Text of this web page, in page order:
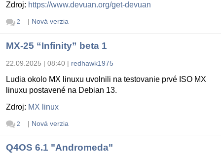
Zdroj: https://www.devuan.org/get-devuan
2 | Nová verzia
MX-25 “Infinity” beta 1
22.09.2025 | 08:40 | redhawk1975
Ludia okolo MX linuxu uvolnili na testovanie prvé ISO MX
linuxu postavené na Debian 13.
Zdroj: MX linux
2 | Nová verzia
Q4OS 6.1 "Andromeda"